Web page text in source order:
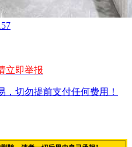
立即举报
切勿提前支付任何费用！